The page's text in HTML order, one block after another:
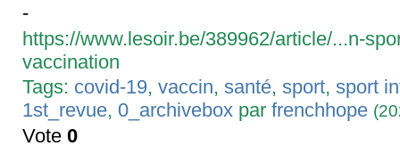
-
https://www.lesoir.be/389962/article/...n-
vaccination
Tags: covid-19,vaccin,santé,sport,sport
1st_revue,0_archivebox parfrenchhope
Vote0